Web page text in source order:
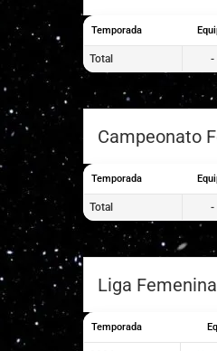
Temporada
Total -
Campeonato
Temporada
Total -
Liga Femenina
Temporada